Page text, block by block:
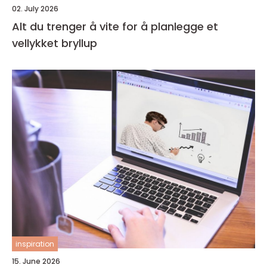
02. July 2026
Alt du trenger å vite for å planlegge et
vellykket bryllup
inspiration
15. June 2026